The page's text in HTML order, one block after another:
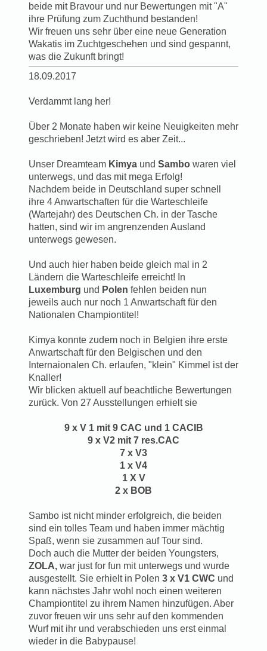
beide mit Bravour und nur Bewertungen mit "A"
ihre Prüfung zum Zuchthund bestanden!
Wir freuen uns sehr über eine neue Generation
Wakatis im Zuchtgeschehen und sind gespannt,
was die Zukunft bringt!
18.09.2017
Verdammt lang her!
Über 2 Monate haben wir keine Neuigkeiten mehr
geschrieben! Jetzt wird es aber Zeit...
Unser Dreamteam Kimya und Sambo waren viel
unterwegs, und das mit mega Erfolg!
Nachdem beide in Deutschland super schnell
ihre 4 Anwartschaften für die Warteschleife
(Wartejahr) des Deutschen Ch. in der Tasche
hatten, sind wir im angrenzenden Ausland
unterwegs gewesen.
Und auch hier haben beide gleich mal in 2
Ländern die Warteschleife erreicht! In
Luxemburg und Polen fehlen beiden nun
jeweils auch nur noch 1 Anwartschaft für den
Nationalen Championtitel!
Kimya konnte zudem noch in Belgien ihre erste
Anwartschaft für den Belgischen und den
Internaionalen Ch. erlaufen, "klein" Kimmel ist der
Knaller!
Wir blicken aktuell auf beachtliche Bewertungen
zurück. Von 27 Ausstellungen erhielt sie
9 x V 1 mit 9 CAC und 1 CACIB
9 x V2 mit 7 res.CAC
7 x V3
1 x V4
1 X V
2 x BOB
Sambo ist nicht minder erfolgreich, die beiden
sind ein tolles Team und haben immer mächtig
Spaß, wenn sie zusammen auf Tour sind.
Doch auch die Mutter der beiden Youngsters,
ZOLA, war just for fun mit unterwegs und wurde
ausgestellt. Sie erhielt in Polen 3 x V1 CWC und
kann nächstes Jahr wohl noch einen weiteren
Championtitel zu ihrem Namen hinzufügen. Aber
zuvor freuen wir uns sehr auf den kommenden
Wurf mit ihr und verabschieden uns erst einmal
wieder in die Babypause!